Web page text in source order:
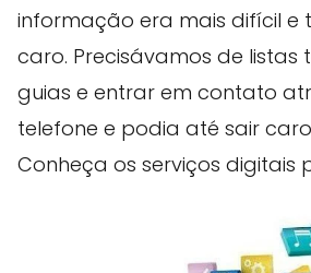
informação era mais difícil e
caro. Precisávamos de listas
guias e entrar em contato
telefone e podia até sair
Conheça os serviços digitais